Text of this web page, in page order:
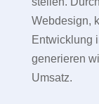
Webdesign,
Entwicklung
generieren
Umsatz.